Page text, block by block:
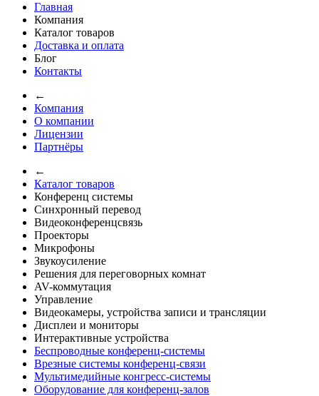
Главная
Компания
Каталог товаров
Доставка и оплата
Блог
Контакты
←
Компания
О компании
Лицензии
Партнёры
←
Каталог товаров
Конференц системы
Синхронный перевод
Видеоконференцсвязь
Проекторы
Микрофоны
Звукоусиление
Решения для переговорных комнат
AV-коммутация
Управление
Видеокамеры, устройства записи и трансляции
Дисплеи и мониторы
Интерактивные устройства
Беспроводные конференц-системы
Врезные системы конференц-связи
Мультимедийные конгресс-системы
Оборудование для конференц-залов